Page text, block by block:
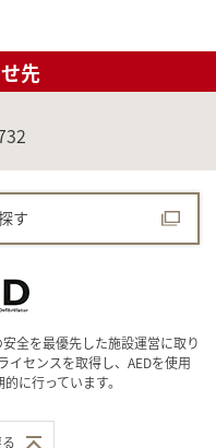
先
す
全を最優先した施設運営に取り
イセンスを取得し、AEDを使用
に行っています。